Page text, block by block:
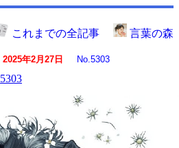
これまでの全記事 言葉の森
2025年2月27日 No.5303
5303